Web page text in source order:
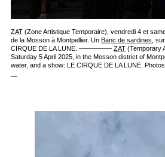
ZAT (Zone Artistique Temporaire), vendredi 4 et
de la Mosson à Montpellier. UnBanc de sardines ,
CIRQUE DE LA LUNE. —————ZAT (Temporary
Saturday 5 April 2025, in the Mosson district of
water, and a show: LE CIRQUE DE LA LUNE.
—